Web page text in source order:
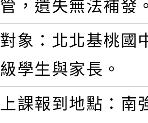
管，遺失無法補
對象：北北基桃國
級學生與家長。
上課報到地點：南